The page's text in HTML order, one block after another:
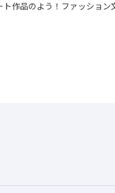
作品のよう！ファッション